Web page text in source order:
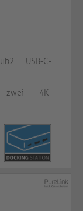
USB-C-
zwei 4K-